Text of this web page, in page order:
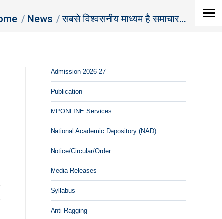
are here:News सबसे विश्वसनीय माध्यम है समाचार…
Admission 2026-27
Publication
MPONLINE Services
National Academic Depository (NAD)
Notice/Circular/Order
Media Releases
Syllabus
Anti Ragging